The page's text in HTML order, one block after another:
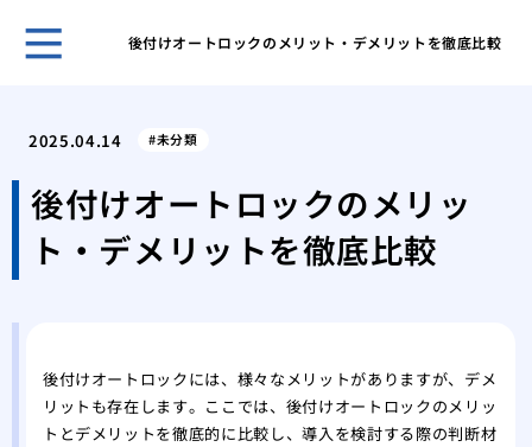
後付けオートロックのメリット・デメリットを徹底比較
自
タ
鍵
2025.04.14 未分類
後付けオートロックのメリッ
ト・デメリットを徹底比較
後付けオートロックには、様々なメリットがありますが、デメ
リットも存在します。ここでは、後付けオートロックのメリッ
トとデメリットを徹底的に比較し、導入を検討する際の判断材